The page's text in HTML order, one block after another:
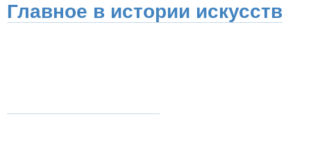
Главное в истории искусств